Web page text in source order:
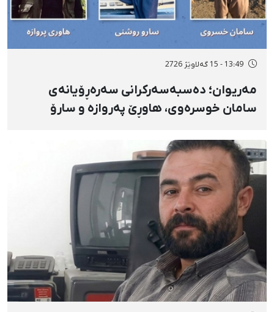
13:49 - 15 گەلاوێژ 2726
مەریوان؛ دەسبەسەرکرانی سەرەڕۆیانەی
سامان خوسرەوی، هاوڕێ پەروازە و سارۆ
گواستنەوەیان بۆ شوێنێکی نادیار